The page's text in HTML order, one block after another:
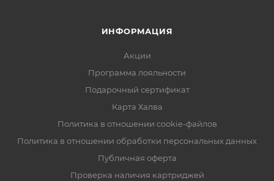
ИНФОРМАЦИЯ
Акции
Программа лояльности
Подарочный сертификат
Карта Халва
Политика в отношении cookie-файлов
Политика в отношении обработки персональных данных
Публичная оферта
Проверка наличия картриджей